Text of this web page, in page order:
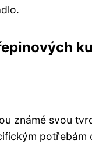
známé svou